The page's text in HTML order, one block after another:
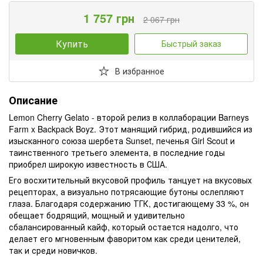
1 757 грн 2 067 грн
Купить Быстрый заказ
В избранное
Описание
Lemon Cherry Gelato - второй релиз в коллаборации Barneys
Farm x Backpack Boyz. Этот манящий гибрид, родившийся из
изысканного союза шербета Sunset, печенья Girl Scout и
таинственного третьего элемента, в последние годы
приобрел широкую известность в США.
Его восхитительный вкусовой профиль танцует на вкусовых
рецепторах, а визуально потрясающие бутоны ослепляют
глаза. Благодаря содержанию ТГК, достигающему 33 %, он
обещает бодрящий, мощный и удивительно
сбалансированный кайф, который остается надолго, что
делает его мгновенным фаворитом как среди ценителей,
так и среди новичков.